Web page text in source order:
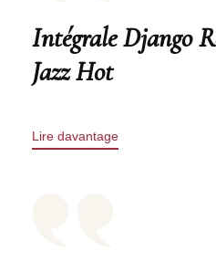
Intégrale Django
Jazz Hot
Lire davantage